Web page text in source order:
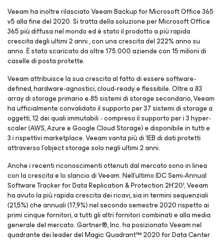
Veeam ha inoltre rilasciato Veeam Backup forMicrosoft Office 365
v5 alla fine del 2020.Si tratta della soluzione per Microsoft Office
365 più diffusa nel mondo ed è stato il prodotto a più rapida
crescita degli ultimi 2 anni , con una crescita del 222% anno su
anno. È stato scaricato da oltre 175.000 aziende con 15 milioni di
caselle di posta protette.
Veeam attribuisce la sua crescita al fatto di essere software-
defined, hardware-agnostici, cloud-ready e flessibile. Oltre a 83
array di storage primario e 85 sistemi di storage secondario, Veeam
ha ufficialmente convalidato il supporto per 37 sistemi di storage a
oggetti, 12 dei quali immutabili - compreso il supporto per i 3 hyper-
scaler (AWS, Azure e Google Cloud Storage) e disponibile in tutti e
3 i rispettivi marketplace. Veeam vanta più di 1EB di dati protetti
attraverso l'object storage solo negli ultimi 2 anni.
Anche i recenti riconoscimenti ottenuti dal mercato sono in linea
con la crescita e lo slancio di Veeam. Nell'ultimo IDC Semi-Annual
Software Tracker for Data Replication & Protection 2H'20i, Veeam
ha avuto la più rapida crescita dei ricavi, sia in termini sequenziali
(21,5%) che annuali (17,9%) nel secondo semestre 2020 rispetto ai
primi cinque fornitori, a tutti gli altri fornitori combinati e alla media
generale del mercato. Gartner®, Inc. ha posizionato Veeam nel
quadrante dei leader del Magic Quadrant™ 2020 for Data Center